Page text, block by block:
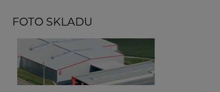
Irina Reinthaller
Péče o zákazníky/ zpracování objednávek - (nativní
RU)
Klausem a Danielem Schörgenhuberem.
v Hongkongu pro monitorování a kontrolu kvality
výroby v Číně a na Tchaj-wanu.
FOTO SKLADU